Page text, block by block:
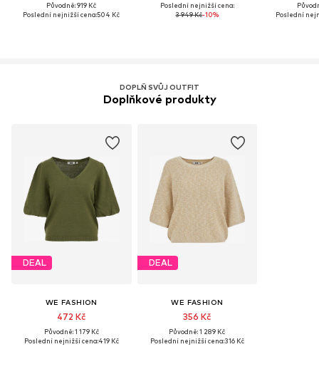
Původně: 919 Kč
Poslední nejnižší cena:504 Kč
Poslední nejnižší cena:
3 949 Kč-10%
Poslední
DOPLŇ SVŮJ OUTFIT
Doplňkové produkty
DEAL
WE FASHION
472 Kč
Původně: 1 179 Kč
Poslední nejnižší cena:419 Kč
DEAL
WE FASHION
356 Kč
Původně: 1 289 Kč
Poslední nejnižší cena:316 Kč